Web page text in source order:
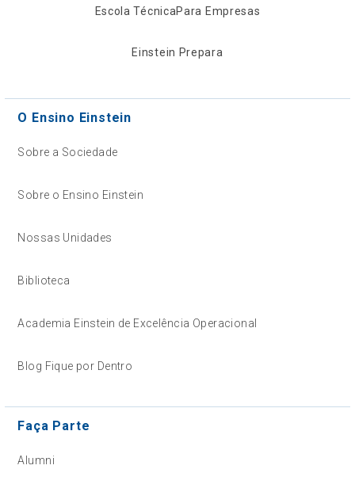
Escola TécnicaPara Empresas
Einstein Prepara
O Ensino Einstein
Sobre a Sociedade
Sobre o Ensino Einstein
Nossas Unidades
Biblioteca
Academia Einstein de Excelência Operacional
Blog Fique por Dentro
Faça Parte
Alumni